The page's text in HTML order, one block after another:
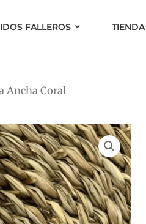
FALLEROS TIENDA
Ancha Coral